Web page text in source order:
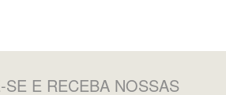
SE E RECEBA NOSSAS